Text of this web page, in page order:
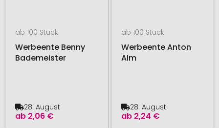
ab 100 Stück
Werbeente Benny
Bademeister
ab 2,06 €
28. August
ab 100 Stück
Werbeente Anton
Alm
ab 2,24 €
28. August